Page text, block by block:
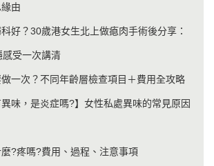
由
好？30歲港女生北上做瘜肉手術後分享：
受一次講清
一次？不同年齡層檢查項目＋費用全攻略
異味，是炎症嗎?】女性私處異味的常見原因
?疼嗎?費用、過程、注意事項